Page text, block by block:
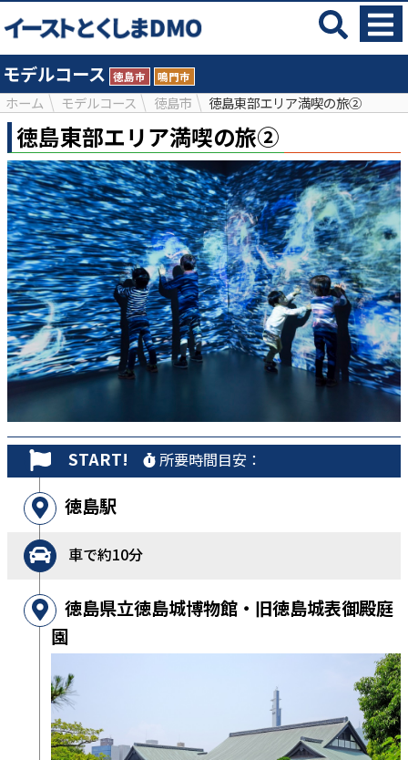
モデルコース 徳島市 鳴門市
ホーム モデルコース 徳島市 徳島東部エリア満喫の旅②
徳島東部エリア満喫の旅②
START! 所要時間目安：
徳島駅
車で約10分
徳島県立徳島城博物館・旧徳島城表御殿庭
園